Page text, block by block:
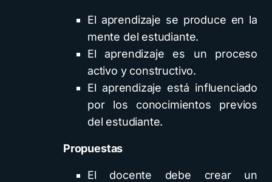
El aprendizaje se produce en la
mente del estudiante.
El aprendizaje es un proceso
activo y constructivo.
El aprendizaje está influenciado
por los conocimientos previos
del estudiante.
Propuestas
El docente debe crear un